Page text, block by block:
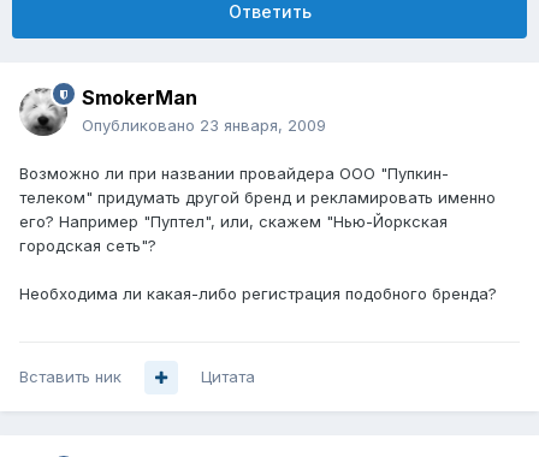
Ответить
SmokerMan
Опубликовано 23 января, 2009
Возможно ли при названии провайдера ООО "Пупкин-
телеком" придумать другой бренд и рекламировать именно
его? Например "Пуптел", или, скажем "Нью-Йоркская
городская сеть"?
Необходима ли какая-либо регистрация подобного бренда?
Вставить ник Цитата